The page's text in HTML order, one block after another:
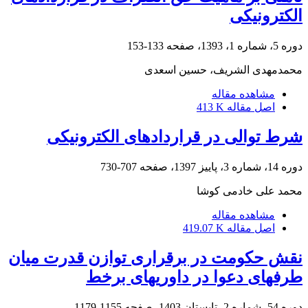
الکترونیکی
دوره 5، شماره 1، 1393، صفحه 133-153
محمدمهدی الشریف، حسین اسعدی
مشاهده مقاله
اصل مقاله 413 K
شرط توالی در قراردادهای الکترونیکی
دوره 14، شماره 3، پاییز 1397، صفحه 707-730
محمد علی خادمی کوشا
مشاهده مقاله
اصل مقاله 419.07 K
نقش حکومت در برقراری توازن قدرت میان
طرف‏های دعوا در داوری‏‏های برخط